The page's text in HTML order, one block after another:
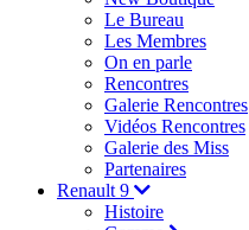
Le Bureau
Les Membres
On en parle
Rencontres
Galerie Rencontres
Vidéos Rencontres
Galerie des Miss
Partenaires
Renault 9
Histoire